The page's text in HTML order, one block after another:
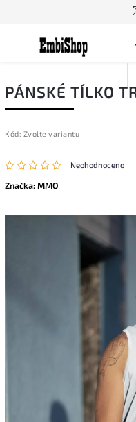
PÁNSKÉ TÍLKO
Kód: Zvolte variantu
Neohodnoceno
Značka:MMO